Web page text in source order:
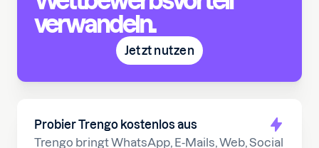
Probier Trengo kostenlos aus
Trengo bringt WhatsApp, E-Mails, Web, Social
verwandeln.
Jetzt nutzen